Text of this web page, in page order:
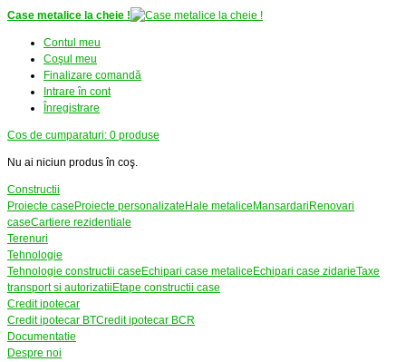
Case metalice la cheie !
Contul meu
Coşul meu
Finalizare comandă
Intrare în cont
Înregistrare
Cos de cumparaturi: 0 produse
Nu ai niciun produs în coş.
Constructii
Proiecte case Proiecte personalizate Hale metalice Mansardari Renovari
caseCartiere rezidentiale
Terenuri
Tehnologie
Tehnologie constructii case Echipari case metalice Echipari case zidarieTaxe
transport si autorizatii Etape constructii case
Credit ipotecar
Credit ipotecar BTCredit ipotecar BCR
Documentatie
Despre noi